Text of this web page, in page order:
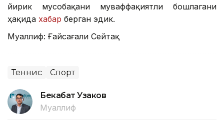
йирик мусобақани муваффақиятли бошлагани
ҳақида хабар берган эдик.
Муаллиф: Ғайсағали Сейтақ
Теннис Спорт
Бекабат Узаков
Муаллиф